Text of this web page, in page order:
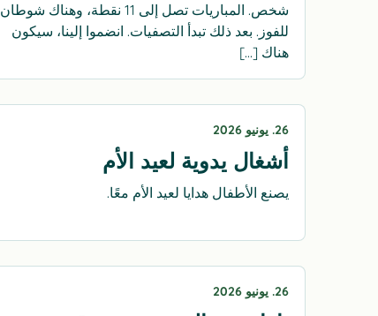
شخص. المباريات تصل إلى 11 نقطة، وهناك شوطان
للفوز. بعد ذلك تبدأ التصفيات. انضموا إلينا، سيكون
هناك […]
26. يونيو 2026
أشغال يدوية لعيد الأم
يصنع الأطفال هدايا لعيد الأم معًا.
26. يونيو 2026